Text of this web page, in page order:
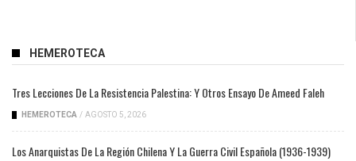
HEMEROTECA
Tres Lecciones De La Resistencia Palestina: Y Otros Ensayo De Ameed Faleh
HEMEROTECA / AGOSTO 5, 2026
Los Anarquistas De La Región Chilena Y La Guerra Civil Española (1936-1939)